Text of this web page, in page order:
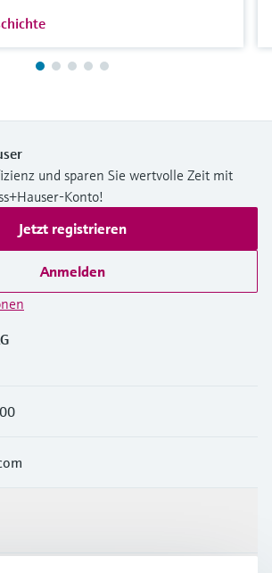
und sparen Sie wertvolle Zeit mit
Konto!
Jetzt registrieren
Anmelden